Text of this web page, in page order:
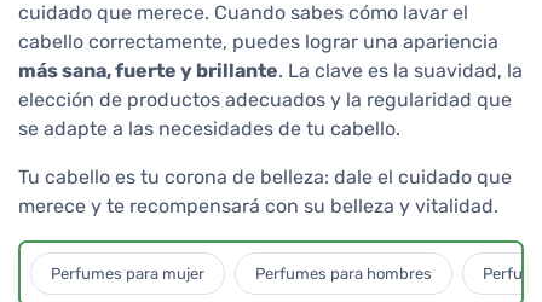
cuidado que merece. Cuando sabes cómo lavar el
cabello correctamente, puedes lograr una apariencia
más sana, fuerte y brillante. La clave es la suavidad, la
elección de productos adecuados y la regularidad que
se adapte a las necesidades de tu cabello.
Tu cabello es tu corona de belleza: dale el cuidado que
merece y te recompensará con su belleza y vitalidad.
Perfumes para mujer Perfumes para hombres